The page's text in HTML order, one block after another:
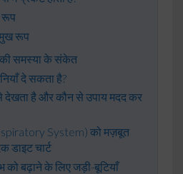
रूप
रूप
समस्या के संकेत
दे सकता है?
देखता है और कौन से उपाय मदद कर
System) को मज़बूत
डाइट चार्ट
को बढ़ाने के लिए जड़ी-बूटियाँ